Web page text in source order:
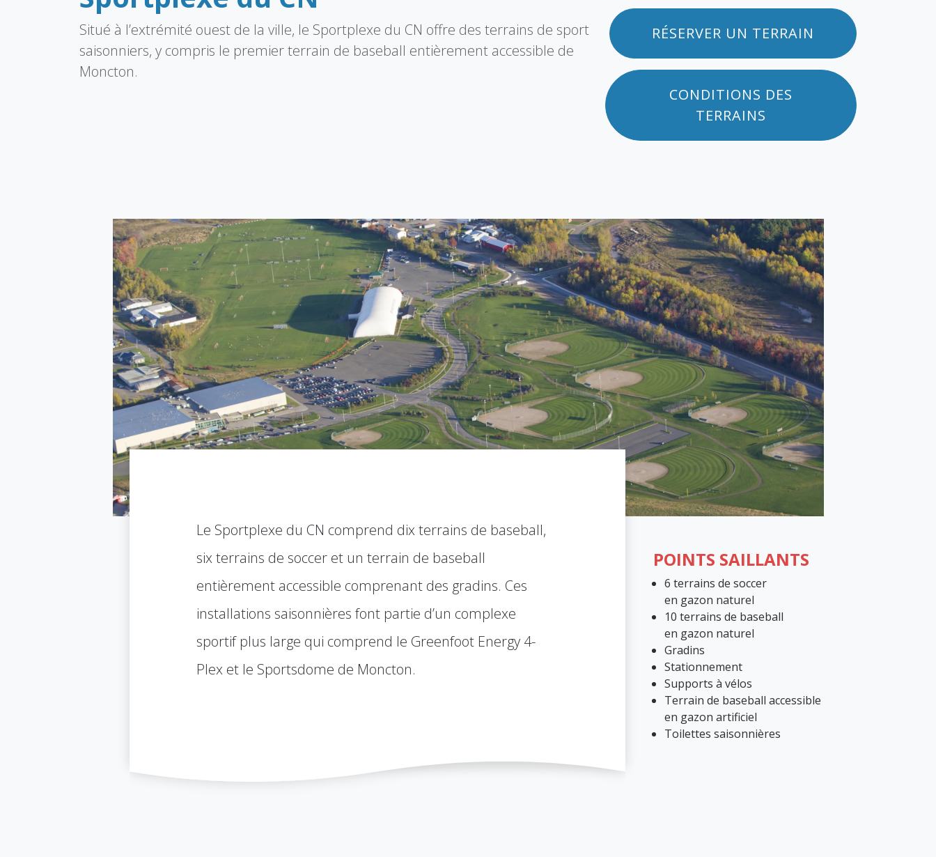
Situé à l’extrémité ouest de la ville, le Sportplexe du CN offre des terrains de sport
saisonniers, y compris le premier terrain de baseball entièrement accessible de
Moncton.
RÉSERVER UN TERRAIN
CONDITIONS DES
TERRAINS
Le Sportplexe du CN comprend dix terrains de baseball,
six terrains de soccer et un terrain de baseball
entièrement accessible comprenant des gradins. Ces
installations saisonnières font partie d’un complexe
sportif plus large qui comprend le Greenfoot Energy 4-
Plex et le Sportsdome de Moncton.
POINTS SAILLANTS
6 terrains de soccer
en gazon naturel
10 terrains de baseball
en gazon naturel
Gradins
Stationnement
Supports à vélos
Terrain de baseball accessible
en gazon artificiel
Toilettes saisonnières